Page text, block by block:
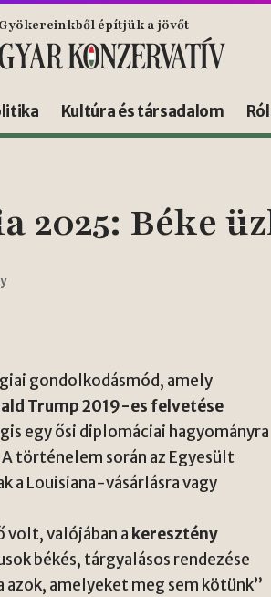
Gyökereinkből építjük a jövőt
Kultúra és társadalom
Béke
gondolkodásmód, amely
Trump 2019-es felvetése
egy ősi diplomáciai hagyományra
történelem során az Egyesült
a Louisiana-vásárlásra vagy
volt, valójában a keresztény
békés, tárgyalásos rendezése
azok, amelyeket meg sem kötünk”